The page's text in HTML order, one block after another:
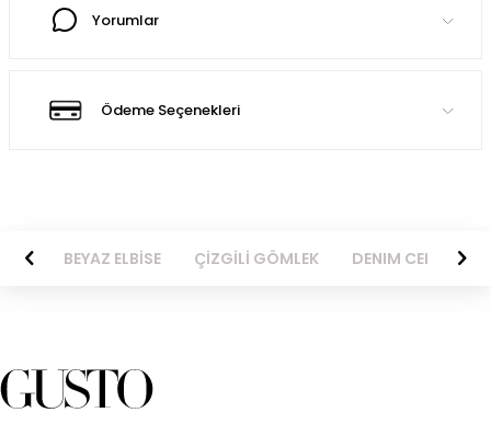
Yorumlar
Ödeme Seçenekleri
BEYAZ ELBİSE ÇİZGİLİ GÖMLEK DENIM CEKET